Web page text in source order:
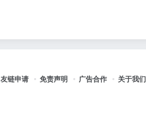
友链申请 免责声明 广告合作 关于我们